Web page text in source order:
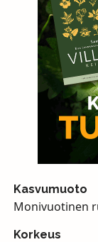
Kasvumuoto
Monivuotinen
Korkeus